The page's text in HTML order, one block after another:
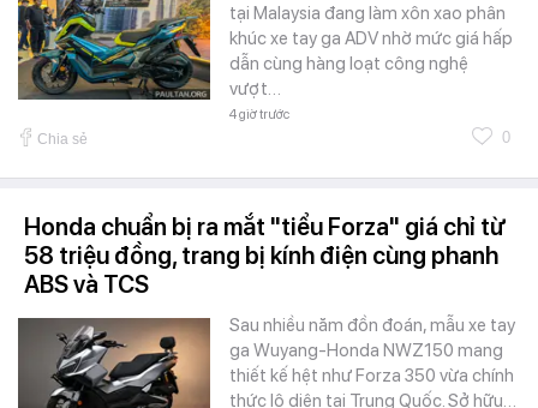
tại Malaysia đang làm xôn xao phân
khúc xe tay ga ADV nhờ mức giá hấp
dẫn cùng hàng loạt công nghệ
vượt…
4 giờ trước
Chia sẻ 0
Honda chuẩn bị ra mắt "tiểu Forza" giá chỉ từ
58 triệu đồng, trang bị kính điện cùng phanh
ABS và TCS
Sau nhiều năm đồn đoán, mẫu xe tay
ga Wuyang-Honda NWZ150 mang
thiết kế hệt như Forza 350 vừa chính
thức lộ diện tại Trung Quốc. Sở hữu…